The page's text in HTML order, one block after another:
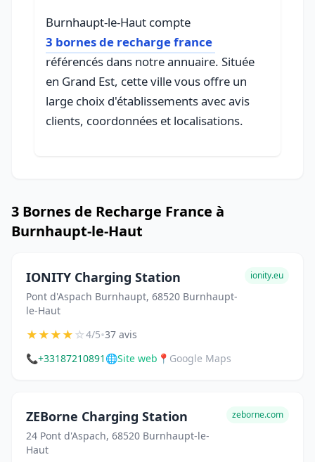
Burnhaupt-le-Haut compte
3 bornes de recharge france
référencés dans notre annuaire. Située
en Grand Est, cette ville vous offre un
large choix d'établissements avec avis
clients, coordonnées et localisations.
3 Bornes de Recharge France à
Burnhaupt-le-Haut
IONITY Charging Station
Pont d'Aspach Burnhaupt, 68520 Burnhaupt-
le-Haut
ionity.eu
★★★★☆4/5•37 avis
📞+33187210891 🌐Site web 📍 Google Maps
ZEBorne Charging Station
24 Pont d'Aspach, 68520 Burnhaupt-le-
Haut
zeborne.com